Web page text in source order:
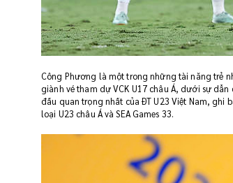
Công Phương là một trong những tài năng trẻ
giành vé tham dự VCK U17 châu Á, dưới sự
đấu quan trọng nhất của ĐT U23 Việt Nam, ghi
loại U23 châu Á và SEA Games 33.